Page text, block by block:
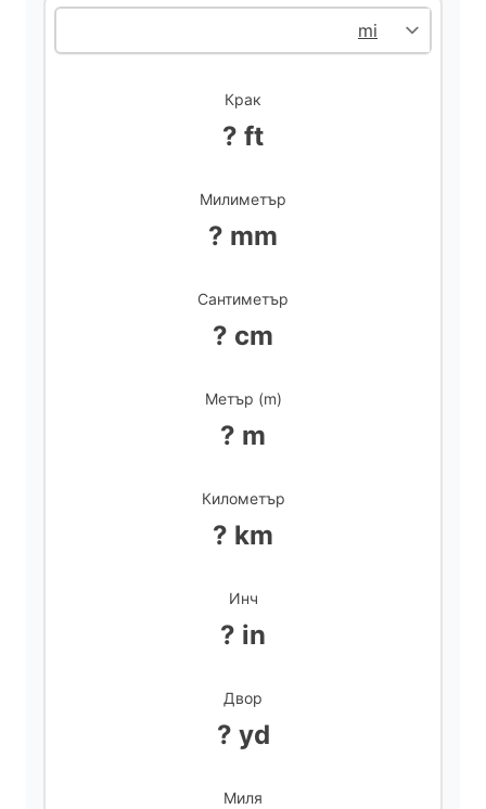
d
e
o
Крак
? ft
Милиметър
? mm
Сантиметър
? cm
Метър (m)
? m
Километър
? km
Инч
? in
Двор
? yd
Миля